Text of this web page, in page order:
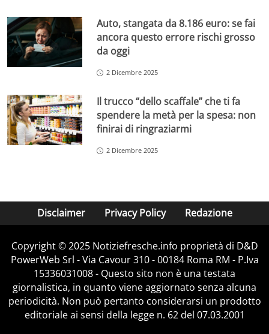
Auto, stangata da 8.186 euro: se fai
ancora questo errore rischi grosso
da oggi
2 Dicembre 2025
Il trucco “dello scaffale” che ti fa
spendere la metà per la spesa: non
finirai di ringraziarmi
2 Dicembre 2025
Disclaimer Privacy Policy Redazione
Copyright © 2025 Notiziefresche.info proprietà di D&D
PowerWeb Srl - Via Cavour 310 - 00184 Roma RM - P.Iva
15336031008 - Questo sito non è una testata
giornalistica, in quanto viene aggiornato senza alcuna
periodicità. Non può pertanto considerarsi un prodotto
editoriale ai sensi della legge n. 62 del 07.03.2001